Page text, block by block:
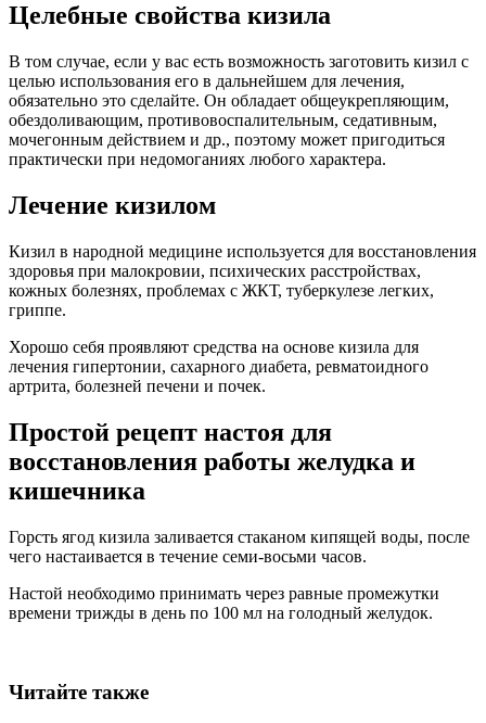
Целебные свойства кизила
В том случае, если у вас есть возможность заготовить кизил с
целью использования его в дальнейшем для лечения,
обязательно это сделайте. Он обладает общеукрепляющим,
обездоливающим, противовоспалительным, седативным,
мочегонным действием и др., поэтому может пригодиться
практически при недомоганиях любого характера.
Лечение кизилом
Кизил в народной медицине используется для восстановления
здоровья при малокровии, психических расстройствах,
кожных болезнях, проблемах с ЖКТ, туберкулезе легких,
гриппе.
Хорошо себя проявляют средства на основе кизила для
лечения гипертонии, сахарного диабета, ревматоидного
артрита, болезней печени и почек.
Простой рецепт настоя для
восстановления работы желудка и
кишечника
Горсть ягод кизила заливается стаканом кипящей воды, после
чего настаивается в течение семи-восьми часов.
Настой необходимо принимать через равные промежутки
времени трижды в день по 100 мл на голодный желудок.
Читайте также